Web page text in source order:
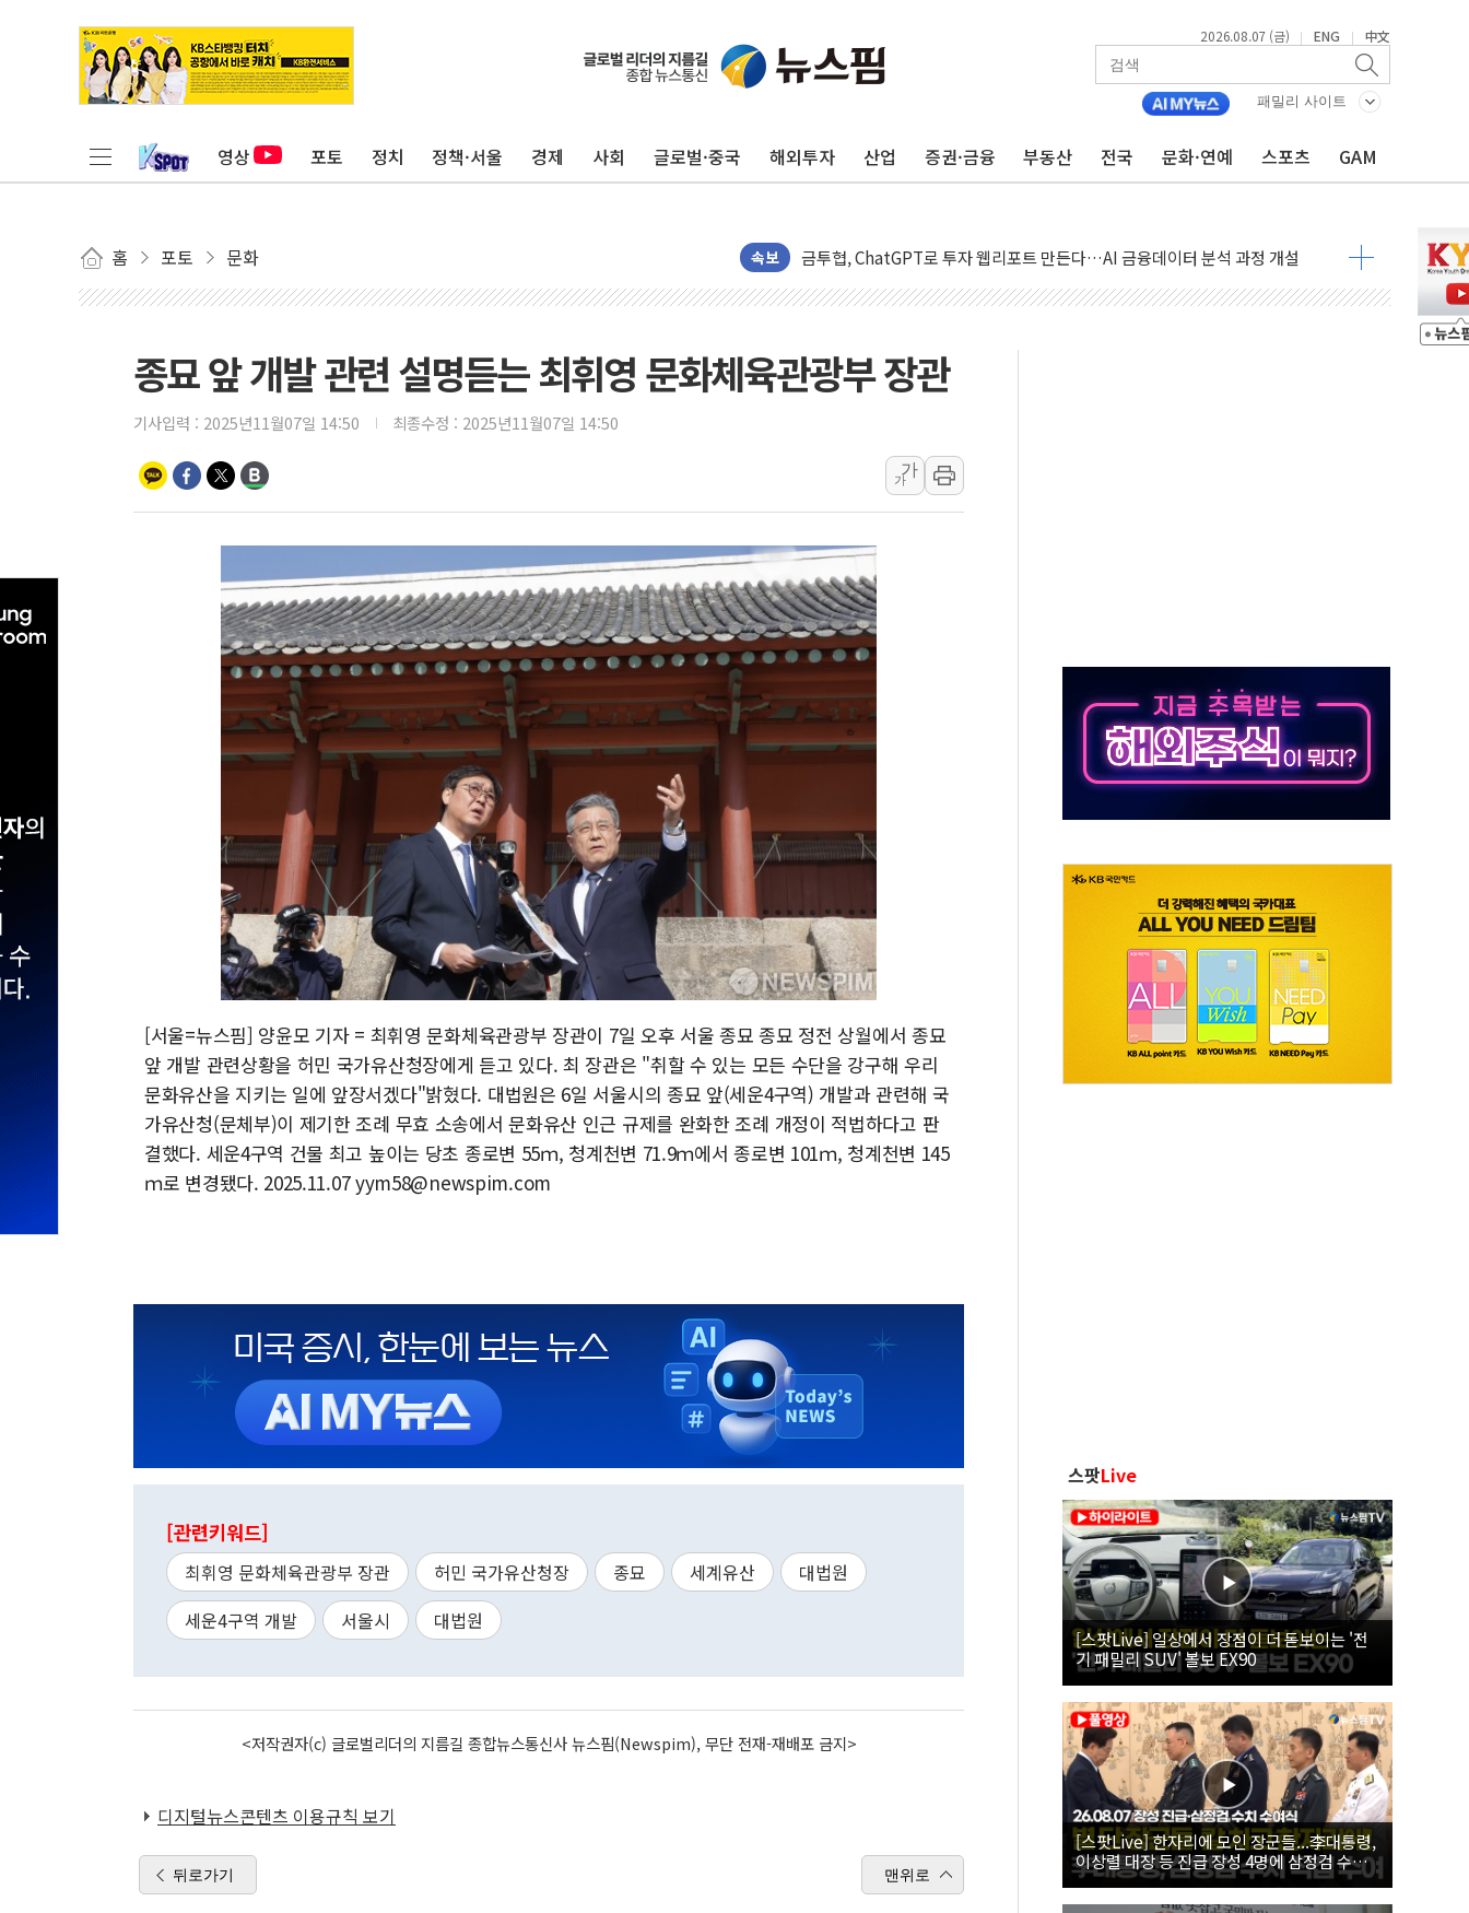
2026.08.07 (금) | ENG | 中文
패밀리 사이트
영상 포토 정치 정책·서울 경제 사회 글로벌·중국 해외투자 산업 증권·금융 부동산 전국 문화·연예 스포츠 GAM
홈 포토 문화 속보
李대통령, 규제합리화위 부위원장에 김태유 교수…국립외교원장에 김흥규 교수
금투협, ChatGPT로 투자 웹리포트 만든다…AI 금융데이터 분석 과정 개설
박홍근 "국가재정시스템 안정성 한순간도 흔들려선 안돼"
李대통령, 장성 진급 신고식 "내란으로 훼손된 軍 신뢰 회복해야"
TBH글로벌, 상반기 매출 1006억원…전년비 13.9% 증가
건설 불황 속 내실 다진 한샘…B2B 확장으로 성장동력 확보
"내년 메모리 물량 동났다"…선수금 내걸고 확보 전쟁
현대지에프홀딩스, 자사주 1000억 연내 소각…2분기 영업익 853억
관광객 3000만명 목표인데…외국인 숙박 부가세 환급 앞당겨 종료
[뉴스핌 이 시각 PICK] 축구협회 성접대 기간, 대표팀 무패 外
美 정보 당국 "푸틴, 몇 년 내 NATO 결속력 시험하려 한정적 침공 가능성"
인도, 바이오가스 생산에 3.5조원 투입키로...'에너지 자립' 일환
서울시, 정비사업으로 주택 36% 늘었다...공급부족 전 시장 규제 탓 커
신인류콘텐츠, 핀란드 AI 기업 Audission Oy와 운영 파트너십 체결
"일부 존치" vs "전면 개발"…서리풀2구역 갈등, 협의 테이블에
[AI 카드뉴스] 기후변화가 바꾼 대한민국 여름
국민의힘 윤리위, '부산 돌려차기 발언' 논란 서범수·진종오 징계절차 개시
종묘 앞 개발 관련 설명듣는 최휘영 문화체육관광부 장관
기사입력 : 2025년11월07일 14:50 최종수정 : 2025년11월07일 14:50
가
가
[서울=뉴스핌] 양윤모 기자 = 최휘영 문화체육관광부 장관이 7일 오후 서울 종묘 종묘 정전 상월에서 종묘
앞 개발 관련상황을 허민 국가유산청장에게 듣고 있다. 최 장관은 "취할 수 있는 모든 수단을 강구해 우리
문화유산을 지키는 일에 앞장서겠다"밝혔다. 대법원은 6일 서울시의 종묘 앞(세운4구역) 개발과 관련해 국
가유산청(문체부)이 제기한 조례 무효 소송에서 문화유산 인근 규제를 완화한 조례 개정이 적법하다고 판
결했다. 세운4구역 건물 최고 높이는 당초 종로변 55ｍ, 청계천변 71.9ｍ에서 종로변 101ｍ, 청계천변 145
ｍ로 변경됐다. 2025.11.07 yym58@newspim.com
[관련키워드]
최휘영 문화체육관광부 장관 허민 국가유산청장 종묘 세계유산
대법원
세운4구역 개발
서울시 대법원
<저작권자(c) 글로벌리더의 지름길 종합뉴스통신사 뉴스핌(Newspim), 무단 전재-재배포 금지>
디지털뉴스콘텐츠 이용규칙 보기
뒤로가기 맨위로
스팟Live
[스팟Live] 일상에서 장점이 더 돋보이는 '전
기 패밀리 SUV' 볼보 EX90
[스팟Live] 한자리에 모인 장군들...李대통령,
이상렬 대장 등 진급 장성 4명에 삼정검 수치
직접 수여｜26.08.07 장성 진급·삼정검 수치
수여식